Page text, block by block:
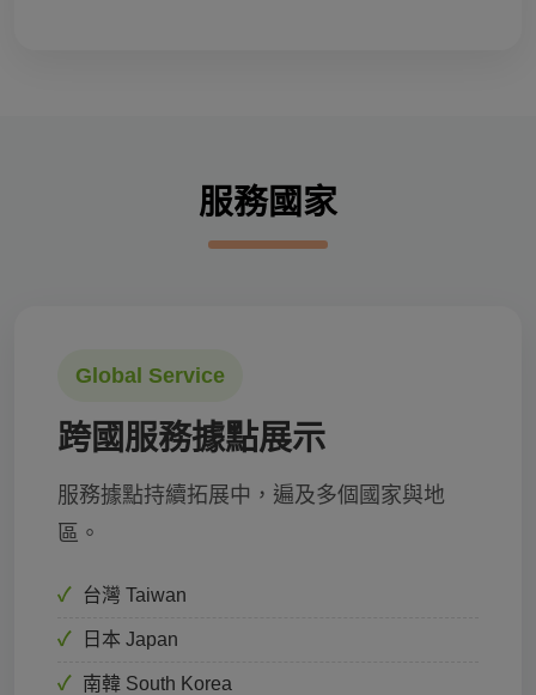
服務國家
Global Service
跨國服務據點展示
服務據點持續拓展中，遍及多個國家與地
區。
台灣 Taiwan
日本 Japan
南韓 South Korea